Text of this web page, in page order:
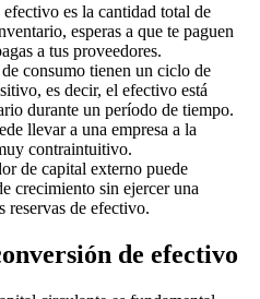
es la cantidad total de
esperas a que te paguen
a tus proveedores.
consumo tienen un ciclo de
es decir, el efectivo está
durante un período de tiempo.
llevar a una empresa a la
contraintuitivo.
de capital externo puede
crecimiento sin ejercer una
reservas de efectivo.
de efectivo